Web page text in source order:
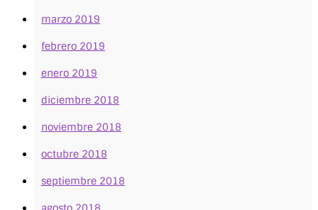
marzo 2019
febrero 2019
enero 2019
diciembre 2018
noviembre 2018
octubre 2018
septiembre 2018